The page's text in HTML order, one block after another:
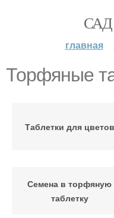
главная
Торфяные
Таблетки для цветов
Семена в торфяную
таблетку